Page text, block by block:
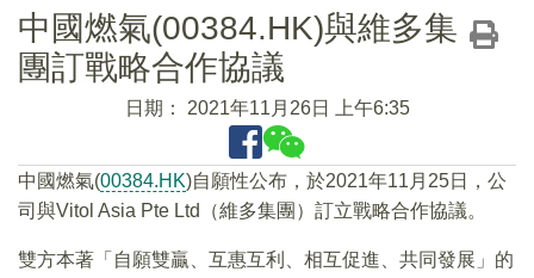
中國燃氣(00384.HK)與維多集
團訂戰略合作協議
日期： 2021年11月26日 上午6:35
中國燃氣(00384.HK)自願性公布，於2021年11月25日，公
司與Vitol Asia Pte Ltd（維多集團）訂立戰略合作協議。
雙方本著「自願雙贏、互惠互利、相互促進、共同發展」的